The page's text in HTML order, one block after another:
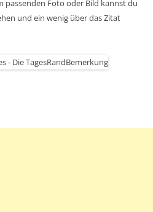
passenden Foto oder Bild kannst du
und ein wenig über das Zitat